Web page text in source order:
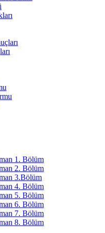
1. Bölüm
2. Bölüm
3.Bölüm
4. Bölüm
5. Bölüm
6. Bölüm
7. Bölüm
8. Bölüm